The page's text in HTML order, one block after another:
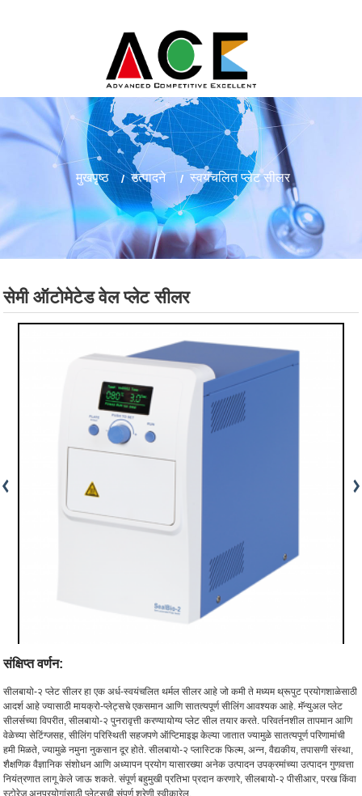
मुखपृष्ठ उत्पादने स्वयंचलित प्लेट सीलर
सेमी ऑटोमेटेड वेल प्लेट सीलर
संक्षिप्त वर्णन:
सीलबायो-२ प्लेट सीलर हा एक अर्ध-स्वयंचलित थर्मल सीलर आहे जो कमी ते मध्यम थ्रूपुट प्रयोगशाळेसाठी
आदर्श आहे ज्यासाठी मायक्रो-प्लेट्सचे एकसमान आणि सातत्यपूर्ण सीलिंग आवश्यक आहे. मॅन्युअल प्लेट
सीलर्सच्या विपरीत, सीलबायो-२ पुनरावृत्ती करण्यायोग्य प्लेट सील तयार करते. परिवर्तनशील तापमान आणि
वेळेच्या सेटिंग्जसह, सीलिंग परिस्थिती सहजपणे ऑप्टिमाइझ केल्या जातात ज्यामुळे सातत्यपूर्ण परिणामांची
हमी मिळते, ज्यामुळे नमुना नुकसान दूर होते. सीलबायो-२ प्लास्टिक फिल्म, अन्न, वैद्यकीय, तपासणी संस्था,
शैक्षणिक वैज्ञानिक संशोधन आणि अध्यापन प्रयोग यासारख्या अनेक उत्पादन उपक्रमांच्या उत्पादन गुणवत्ता
नियंत्रणात लागू केले जाऊ शकते. संपूर्ण बहुमुखी प्रतिभा प्रदान करणारे, सीलबायो-२ पीसीआर, परख किंवा
स्टोरेज अनुप्रयोगांसाठी प्लेट्सची संपूर्ण श्रेणी स्वीकारेल.